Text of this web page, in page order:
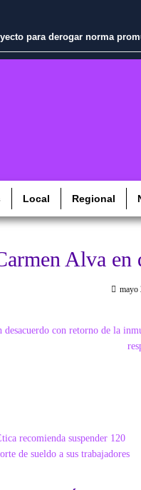
para derogar norma
Local Regional
Alva en
mayo